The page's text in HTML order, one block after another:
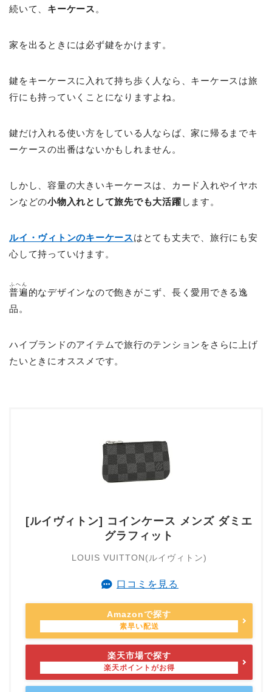
続いて、 キーケース。
家を出るときには必ず鍵をかけます。
鍵をキーケースに入れて持ち歩く人なら、キーケースは旅
行にも持っていくことになりますよね。
鍵だけ入れる使い方をしている人ならば、家に帰るまでキ
ーケースの出番はないかもしれません。
しかし、容量の大きいキーケースは、カード入れやイヤホ
ンなどの小物入れとして旅先でも大活躍 します。
ルイ・ヴィトンのキーケースはとても丈夫で、旅行にも安
心して持っていけます。
普遍
ふへん
的なデザインなので飽きがこず、長く愛用できる逸
品。
ハイブランドのアイテムで旅行のテンションをさらに上げ
たいときにオススメです。
[ルイヴィトン] コインケース メンズ ダミエ
グラフィット
LOUIS VUITTON(ルイヴィトン)
口コミを見る
Amazonで探す
楽天市場で探す